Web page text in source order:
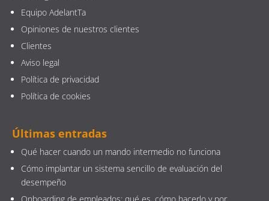
Equipo AdelantTa
Opiniones de nuestros clientes
Clientes
Aviso legal
Política de privacidad
Política de cookies
Últimas entradas
Qué hacer cuando un mando intermedio no funciona
Cómo implantar un sistema sencillo de evaluación del
desempeño